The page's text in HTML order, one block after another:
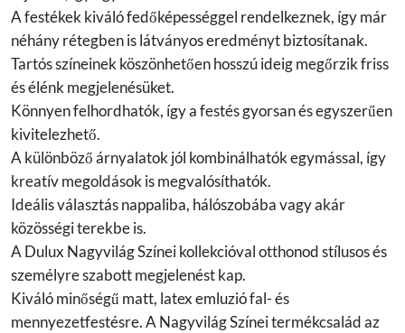
A festékek kiváló fedőképességgel rendelkeznek, így már
néhány rétegben is látványos eredményt biztosítanak.
Tartós színeinek köszönhetően hosszú ideig megőrzik friss
és élénk megjelenésüket.
Könnyen felhordhatók, így a festés gyorsan és egyszerűen
kivitelezhető.
A különböző árnyalatok jól kombinálhatók egymással, így
kreatív megoldások is megvalósíthatók.
Ideális választás nappaliba, hálószobába vagy akár
közösségi terekbe is.
A Dulux Nagyvilág Színei kollekcióval otthonod stílusos és
személyre szabott megjelenést kap.
Kiváló minőségű matt, latex emluzió fal- és
mennyezetfestésre. A Nagyvilág Színei termékcsalád az